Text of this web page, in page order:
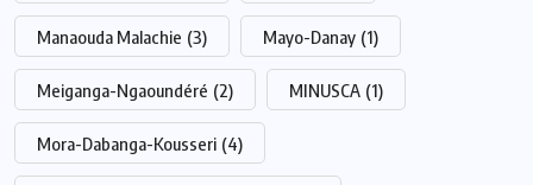
Manaouda Malachie (3) Mayo-Danay (1)
Meiganga-Ngaoundéré (2) MINUSCA (1)
Mora-Dabanga-Kousseri (4)